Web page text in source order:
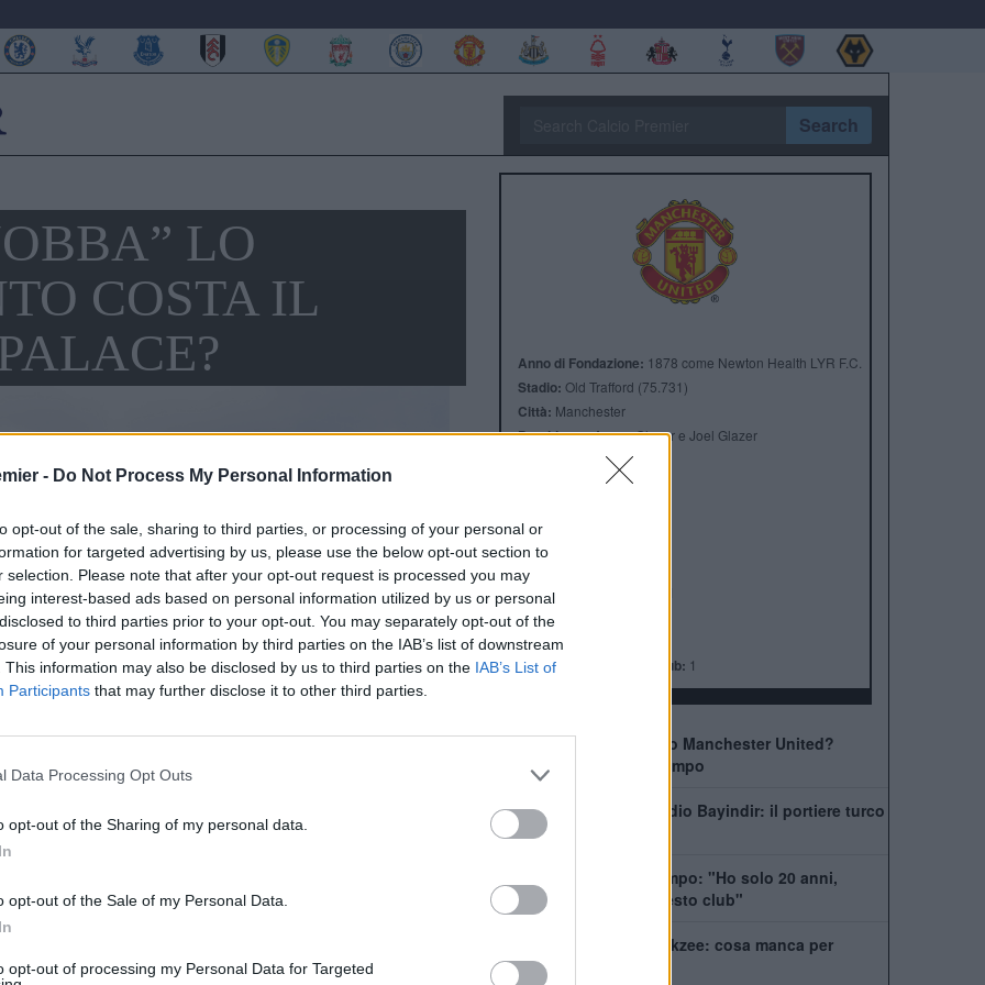
- Do Not Process My Personal Information
opt-out of the sale, sharing to third parties, or processing of your personal or
for targeted advertising by us, please use the below opt-out section to
selection. Please note that after your opt-out request is processed you may
interest-based ads based on personal information utilized by us or personal
to third parties prior to your opt-out. You may separately opt-out of the
of your personal information by third parties on the IAB’s list of downstream
This information may also be disclosed by us to third parties on the IAB’s List of
Participants that may further disclose it to other third parties.
Data Processing Opt Outs
opt-out of the Sharing of my personal data.
opt-out of the Sale of my Personal Data.
opt-out of processing my Personal Data for Targeted
Search
LO
COSTA IL
United. Le Eagles hanno dominato i primi 50
Anno di Fondazione: 1878 come Newton Health LYR F.C.
Stadio: Old Trafford (75.731)
Città: Manchester
Presidente:Avram Glazer e Joel Glazer
Ruben Amorim
Premier League:
FA Cup:
League Cup:
FA Community Shield:
Champions League:
Supercoppa Europea:
Coppa del Mondo per Club: 1
Come giocherà il nuovo Manchester United?
Rivoluzione a centrocampo
Manchester United, addio Bayindir: il portiere turco
vola in Liga
United, Yoro chiede tempo: "Ho solo 20 anni,
posso dare tanto a questo club"
La Juventus ha il si Zirkzee: cosa manca per
chiudere